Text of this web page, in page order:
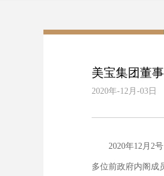
美宝集团董
2020年-12月-03日
2020年12月2号
多位前政府内阁成